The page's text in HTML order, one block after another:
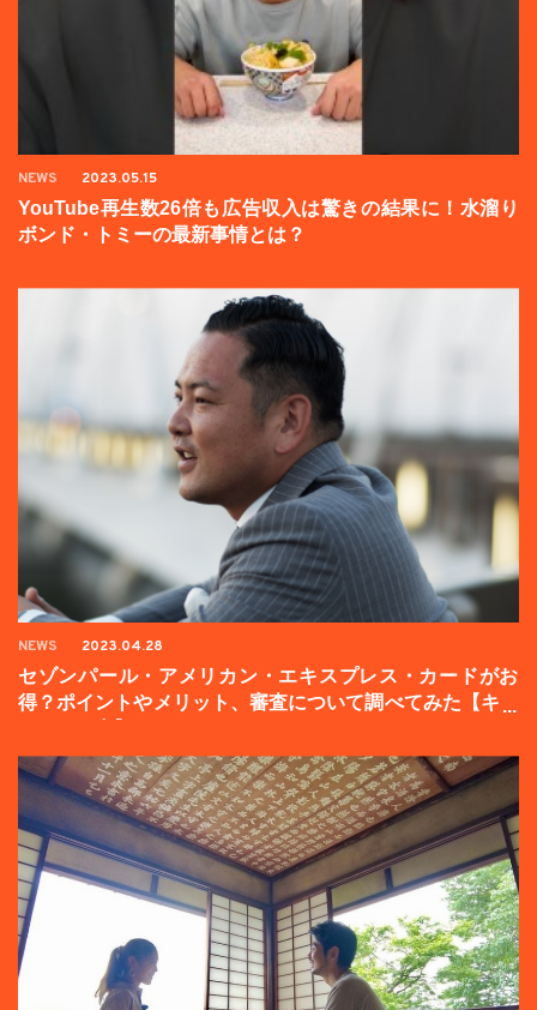
NEWS 2023.05.15
YouTube再生数26倍も広告収入は驚きの結果に！水溜り
ボンド・トミーの最新事情とは？
NEWS 2023.04.28
セゾンパール・アメリカン・エキスプレス・カードがお
得？ポイントやメリット、審査について調べてみた【キャ